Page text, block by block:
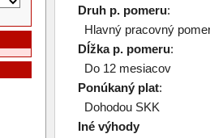
Druh p. pomeru:
Hlavný pracovný
Dĺžka p. pomeru:
Do 12 mesiacov
Ponúkaný plat:
Dohodou SKK
Iné výhody